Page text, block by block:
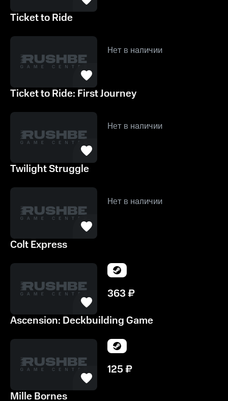
Ticket to Ride
Нет в наличии
Ticket to Ride: First Journey
Нет в наличии
Twilight Struggle
Нет в наличии
Colt Express
363₽
Ascension: Deckbuilding Game
125₽
Mille Bornes